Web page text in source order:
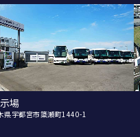
場
県宇都宮市簗瀬町1440-1